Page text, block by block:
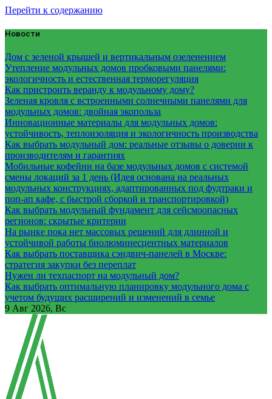
Перейти к содержанию
Новости
Дом с зеленой крышей и вертикальным озеленением
Утепление модульных домов пробковыми панелями:
экологичность и естественная терморегуляция
Как пристроить веранду к модульному дому?
Зеленая кровля с встроенными солнечными панелями для
модульных домов: двойная экопольза
Инновационные материалы для модульных домов:
устойчивость, теплоизоляция и экологичность производства
Как выбрать модульный дом: реальные отзывы о доверии к
производителям и гарантиях
Мобильные кофейни на базе модульных домов с системой
смены локаций за 1 день (Идея основана на реальных
модульных конструкциях, адаптированных под фудтраки и
поп-ап кафе, с быстрой сборкой и транспортировкой)
Как выбрать модульный фундамент для сейсмоопасных
регионов: скрытые критерии
На рынке пока нет массовых решений для длинной и
устойчивой работы биолюминесцентных материалов
Как выбрать поставщика сэндвич-панелей в Москве:
стратегия закупки без переплат
Нужен ли техпаспорт на модульный дом?
Как выбрать оптимальную планировку модульного дома с
учетом будущих расширений и изменений в семье
9 Авг 2026, Вс